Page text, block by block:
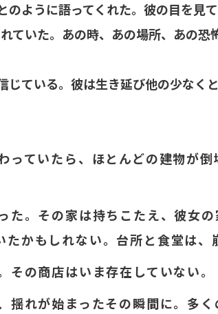
のように語ってくれた。彼の目を見
ていた。あの時、あの場所、あの恐
じている。彼は生き延び他の少なく
っていたら、ほとんどの建物が
た。その家は持ちこたえ、彼女
かもしれない。台所と食堂は、
の商店はいま存在していない。
揺れが始まったその瞬間に。多